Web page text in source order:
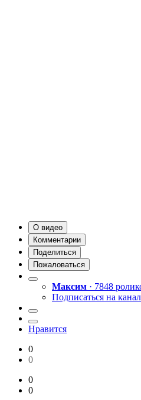
О видео
Комментарии
Поделиться
Пожаловаться
Максим · 7848
Подписаться на канал
Нравится
0
0
0
0